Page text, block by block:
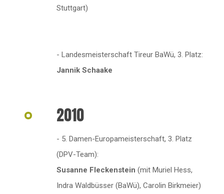
Stuttgart)
- Landesmeisterschaft Tireur BaWü, 3. Platz:
Jannik Schaake
2010
- 5. Damen-Europameisterschaft, 3. Platz
(DPV-Team):
Susanne Fleckenstein (mit Muriel Hess,
Indra Waldbüsser (BaWü), Carolin Birkmeier)